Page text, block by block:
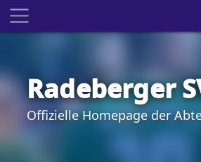
Radeberger
Offizielle Homepage der